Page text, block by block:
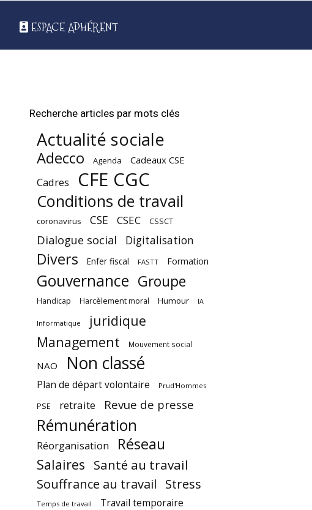
ESPACE ADHÉRENT
Recherche articles par mots clés
Actualité sociale
Adecco Agenda Cadeaux CSE
Cadres CFE CGC
Conditions de travail
coronavirus CSE CSEC CSSCT
Dialogue social Digitalisation
Divers Enfer fiscal FASTT Formation
Gouvernance Groupe
Handicap Harcèlement moral Humour IA
Informatique
juridique
Management
Mouvement social
NAO Non classé
Plan de départ volontaire Prud'Hommes
PSE retraite Revue de presse
Rémunération
Réorganisation Réseau
Salaires Santé au travail
Souffrance au travail Stress
Temps de travail Travail temporaire